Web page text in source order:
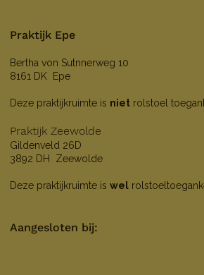
Aangesloten bij:
Praktijk Epe
Bertha von Sutnnerweg 10
8161 DK Epe
Deze praktijkruimte is nietrolstoel
Praktijk Zeewolde
Gildenveld 26D
3892 DH Zeewolde
Deze praktijkruimte is wel